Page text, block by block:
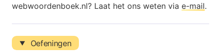
webwoordenboek.nl? Laat het ons weten via e-mail.
Oefeningen